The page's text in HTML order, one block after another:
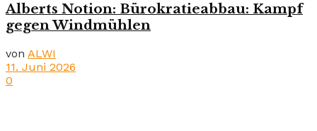
Alberts Notion: Bürokratieabbau: Kampf
gegen Windmühlen
von ALWI
11. Juni 2026
0